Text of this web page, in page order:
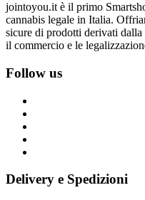
jointoyou.it è il primo
cannabis legale in Italia.
sicure di prodotti derivati
il commercio e le
Follow us
Delivery e Spedizioni